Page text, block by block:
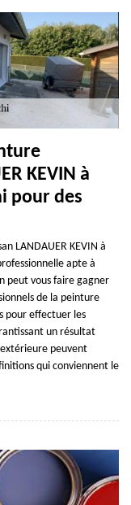
KEVIN à
pour des
LANDAUER KEVIN à
apte à
peut vous faire gagner
de la peinture
pour effectuer les
un résultat
peuvent
qui conviennent le